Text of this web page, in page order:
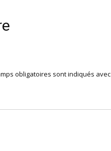
obligatoires sont indiqués avec